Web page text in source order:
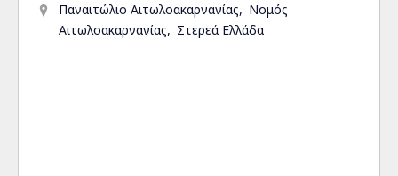
Παναιτώλιο Αιτωλοακαρνανίας
Νομός
Αιτωλοακαρνανίας
Στερεά Ελλάδα